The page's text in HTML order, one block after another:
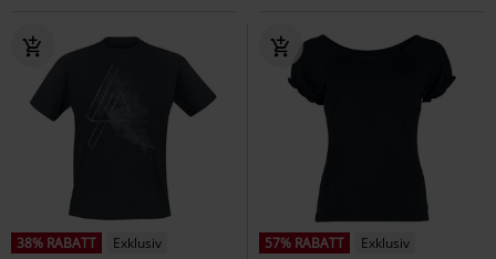
38% RABATT
Exklusiv
57% RABATT
Exklusiv